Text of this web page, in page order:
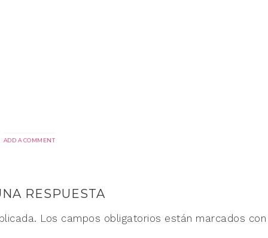
ADD A COMMENT
RESPUESTA
Los campos obligatorios están marcados